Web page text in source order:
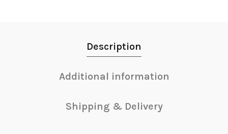
Description
Additional information
Shipping & Delivery